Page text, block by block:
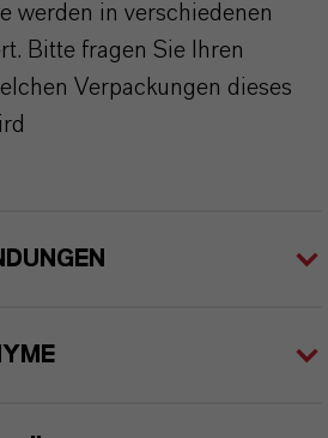
werden in verschiedenen
Bitte fragen Sie Ihren
Verpackungen dieses